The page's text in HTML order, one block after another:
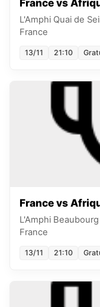
France vs
L'Amphi Quai de
France
13/11 21:10
France vs
L'Amphi Beaubourg
France
13/11 21:10